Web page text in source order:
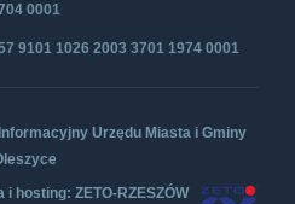
0001
9101 1026 2003 3701 1974 0001
Urzędu Miasta i Gminy
i hosting: ZETO-RZESZÓW